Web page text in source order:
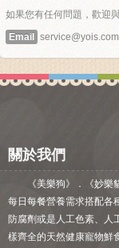
如果您有任何問題，歡迎
Email
關於我們
《美樂狗》．《妙
每日每餐營養需求搭配各
防腐劑或是人工色素、人
樣齊全的天然健康寵物鮮